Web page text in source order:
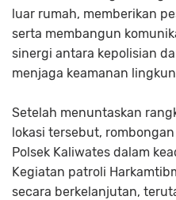
luar rumah, memberikan
serta membangun
sinergi antara kepolisian
menjaga keamanan
Setelah menuntaskan
lokasi tersebut,
Polsek Kaliwates dalam
Kegiatan patroli
secara berkelanjutan,